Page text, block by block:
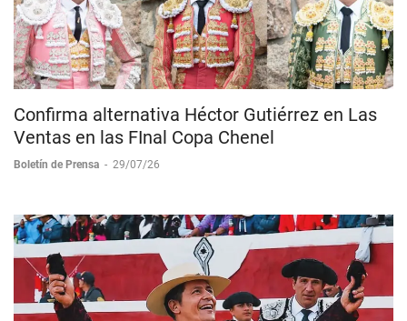
Confirma alternativa Héctor Gutiérrez en Las
Ventas en las FInal Copa Chenel
Boletín de Prensa - 29/07/26